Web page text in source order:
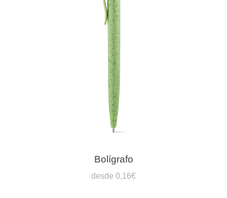
Bolígrafo
desde 0,16€